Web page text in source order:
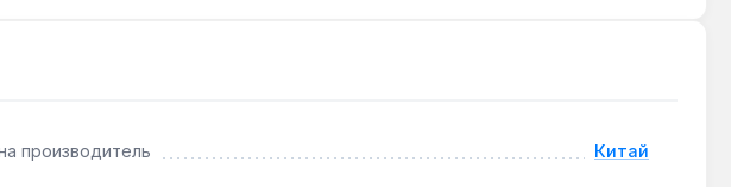
трубы без сдавливания, если не превышать усилие.
производитель Китай